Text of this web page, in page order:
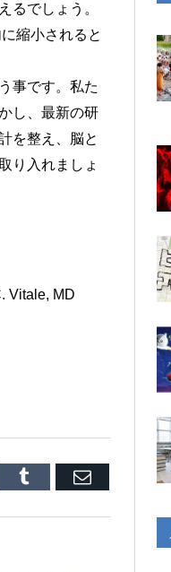
るでしょう。
縮小されると
事です。私た
し、最新の研
を整え、脳と
り入れましょ
Vitale, MD
Tumblr Email